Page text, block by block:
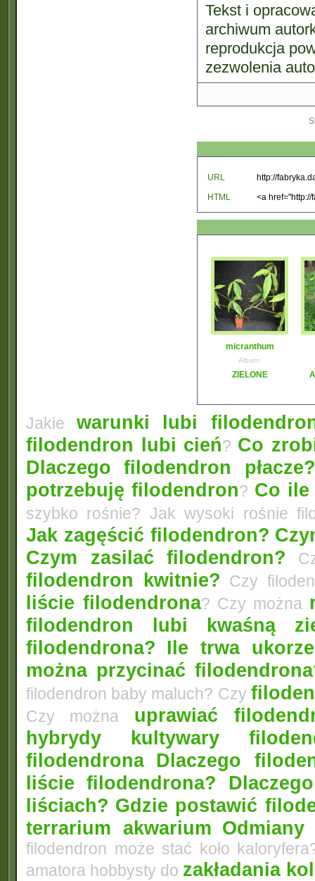
Tekst i
archiwum
reprodukcja
zezwolenia
URL
HTML
micranthum
Album:
ZIELONE
Jakie warunki lubi
filodendron lubi cień? Co
Dlaczego filodendron
potrzebuję filodendron? Co ile
szybko rośnie? Jak wysoki rośnie
Jak zagęścić filodendron?
Czym zasilać filodendron?
filodendron kwitnie? Czy
liście filodendrona? Czy można
filodendron lubi kwaśną
filodendrona? Ile trwa
można przycinać
filodendron baby maluch? Czy
Czy można uprawiać
hybrydy kultywary
filodendrona Dlaczego
liście filodendrona?
liściach? Gdzie postawić
terrarium akwarium
filodendron może stać koło
amatora hobbysty do zakładania